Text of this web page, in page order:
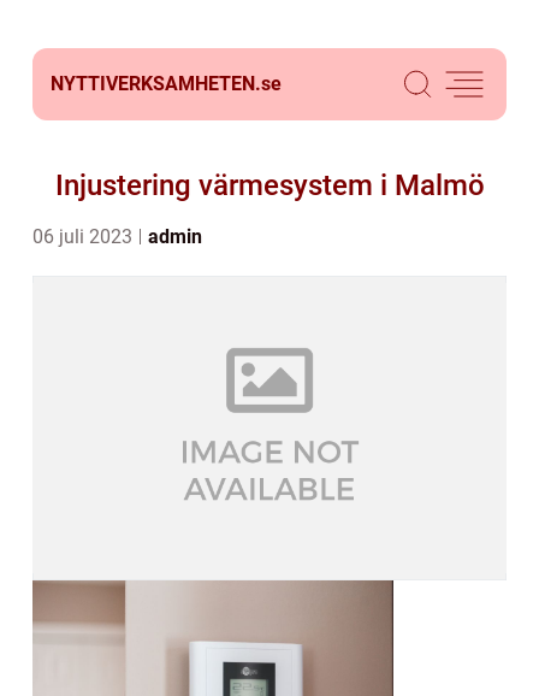
NYTTIVERKSAMHETEN.se
Injustering värmesystem i Malmö
06 juli 2023 admin